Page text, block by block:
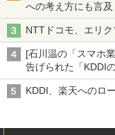
への考え方にも言及
NTTドコモ、エリ
[石川温の「スマホ
告げられた「KDDI
穴と楽天モバイルの
KDDI、楽天へのロ